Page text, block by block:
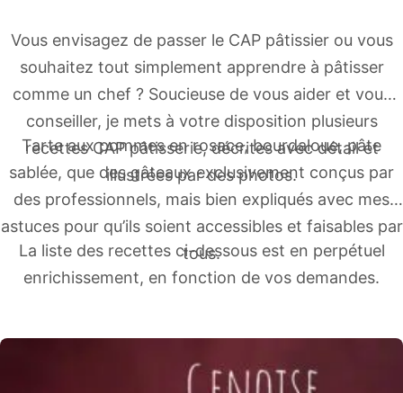
Vous envisagez de passer le CAP pâtissier ou vous
souhaitez tout simplement apprendre à pâtisser
comme un chef ? Soucieuse de vous aider et vous
conseiller, je mets à votre disposition plusieurs
recettes CAP pâtisserie, décrites avec détail et
illustrées par des photos.
Tarte aux pommes en rosace, bourdaloue, pâte
sablée, que des gâteaux exclusivement conçus par
des professionnels, mais bien expliqués avec mes
astuces pour qu’ils soient accessibles et faisables par
tous.
La liste des recettes ci-dessous est en perpétuel
enrichissement, en fonction de vos demandes.